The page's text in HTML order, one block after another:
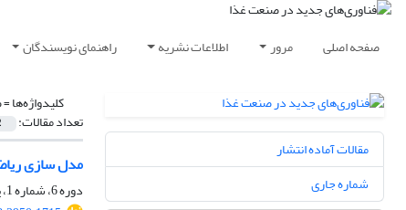
صفحه اصلی مرور اطلاعات نشریه راهنمای نویسندگان
کلیدواژه‌ها =
تعداد مقالات:
مدل‏ سازی
دوره 6، شماره 1، پاییز 1397، صفحه
مقالات آماده انتشار
شماره جاری